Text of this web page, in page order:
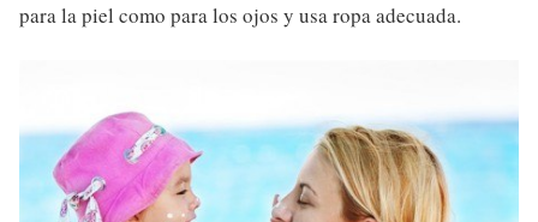
para la piel como para los ojos y usa ropa adecuada.